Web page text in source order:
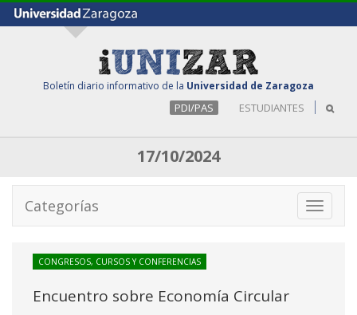
Boletín diario informativo de la Universidad de Zaragoza
PDI/PAS ESTUDIANTES
17/10/2024
Toggle
Categorías
CONGRESOS, CURSOS Y CONFERENCIAS
Encuentro sobre Economía Circular